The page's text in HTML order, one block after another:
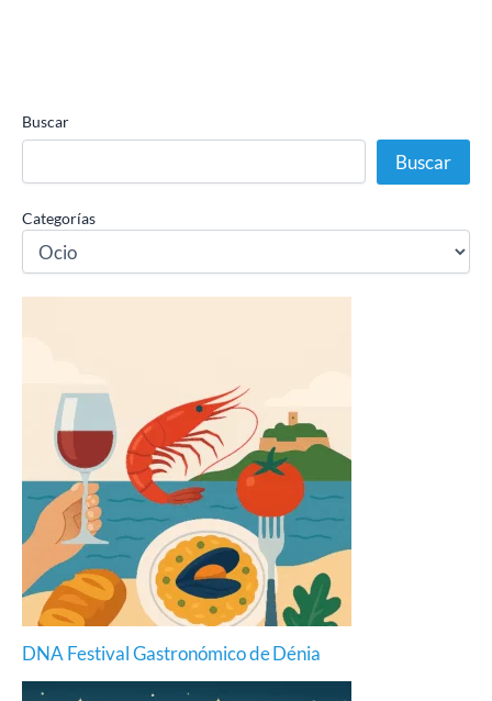
Buscar
Buscar
Categorías
DNA Festival Gastronómico de Dénia